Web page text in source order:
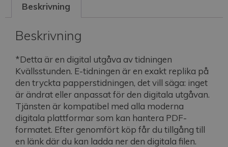
i
Beskrivning
Beskrivning
*Detta är en digital utgåva av tidningen
Kvällsstunden. E-tidningen är en exakt replika på
den tryckta papperstidningen, det vill säga: inget
är ändrat eller anpassat för den digitala utgåvan.
Tjänsten är kompatibel med alla moderna
digitala plattformar som kan hantera PDF-
formatet. Efter genomfört köp får du tillgång till
en länk där du kan ladda ner den digitala filen.